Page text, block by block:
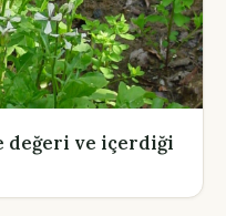
değeri ve içerdiği